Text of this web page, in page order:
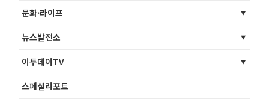
문화·라이프
뉴스발전소
이투데이TV
스페셜리포트